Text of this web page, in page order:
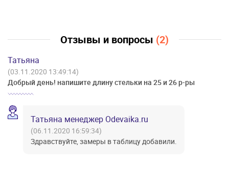
* Легкий вес обуви
* Рекомендованный температурный режим для носки от 0°С до
- 20°С (в зависимости от активности ребенка)
*
Отзывы и вопросы (2)
Татьяна
(03.11.2020 13:49:14)
Добрый день! напишите длину стельки на 25 и 26 р-ры
Татьяна менеджер Odevaika.ru
(06.11.2020 16:59:34)
Здравствуйте, замеры в таблицу добавили.